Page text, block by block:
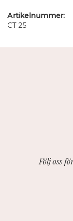
Artikelnummer:
CT 25
Följ oss